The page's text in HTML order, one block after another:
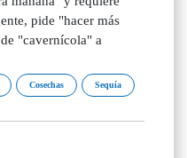
Cosechas Sequía